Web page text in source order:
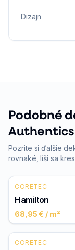
Dizajn
Podobné
Authentics
Pozrite si ďalšie
rovnaké, líši sa
CORETEC
Hamilton
68,95 € / m²
CORETEC